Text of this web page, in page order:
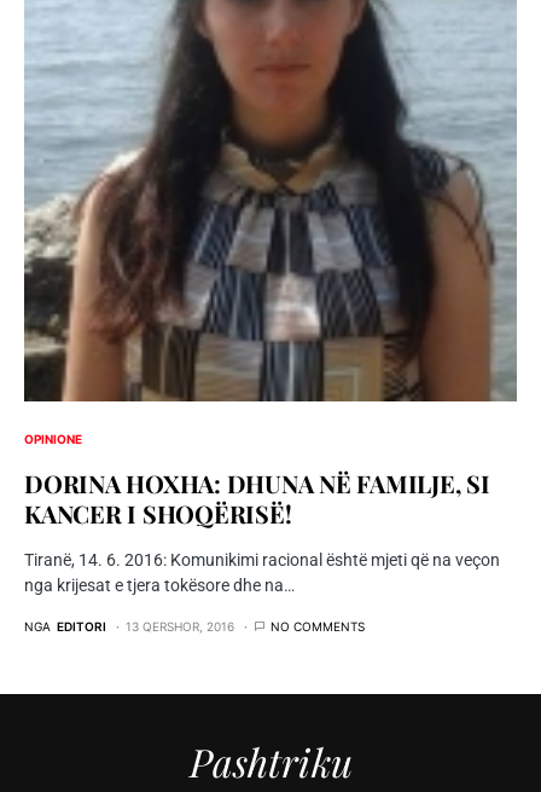
OPINIONE
DORINA HOXHA: DHUNA NË FAMILJE, SI
KANCER I SHOQËRISË!
Tiranë, 14. 6. 2016: Komunikimi racional është mjeti që na veçon
nga krijesat e tjera tokësore dhe na…
NGA EDITORI 13 QERSHOR, 2016 NO COMMENTS
Pashtriku